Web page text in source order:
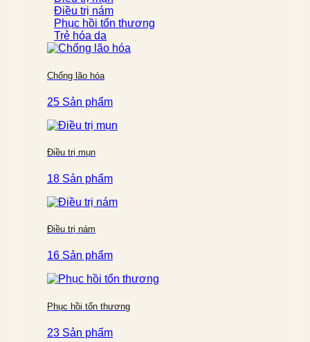
Điều trị nám
Phục hồi tổn thương
Trẻ hóa da
Chống lão hóa
25 Sản phẩm
Điều trị mụn
18 Sản phẩm
Điều trị nám
16 Sản phẩm
Phục hồi tổn thương
23 Sản phẩm